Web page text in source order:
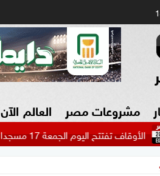
مشروعات مصر العالم الآن
17 مسجدا ضمن خطة إعمار بيوت...